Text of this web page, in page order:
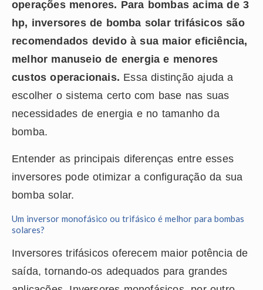
operações menores. Para bombas acima de 3
hp, inversores de bomba solar trifásicos são
recomendados devido à sua maior eficiência,
melhor manuseio de energia e menores
custos operacionais. Essa distinção ajuda a
escolher o sistema certo com base nas suas
necessidades de energia e no tamanho da
bomba.
Entender as principais diferenças entre esses
inversores pode otimizar a configuração da sua
bomba solar.
Um inversor monofásico ou trifásico é melhor para bombas
solares?
Inversores trifásicos oferecem maior potência de
saída, tornando-os adequados para grandes